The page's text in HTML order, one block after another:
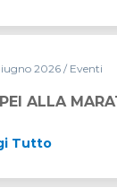
DELLE
2026 / Eventi
ALLA
Tutto